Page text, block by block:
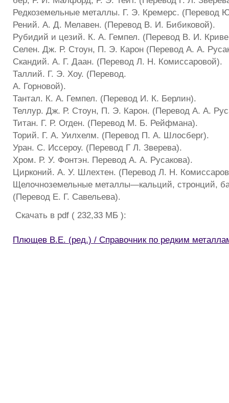
Редкоземельные металлы. Г. Э. Кремерс. (Перевод
Рений. А. Д. Мелавен. (Перевод В. И. Бибиковой).
Рубидий и цезий. К. А. Гемпел. (Перевод В. И.
Селен. Дж. Р. Стоун, П. Э. Карон (Перевод А. А.
Скандий. А. Г. Даан. (Перевод Л. Н. Комиссаровой).
Таллий. Г. Э. Хоу. (Перевод.
А. Горновой).
Тантал. К. А. Гемпел. (Перевод И. К. Берлин).
Теллур. Дж. Р. Стоун, П. Э. Карон. (Перевод А. А.
Титан. Г. Р. Огден. (Перевод М. Б. Рейфмана).
Торий. Г. А. Уилхелм. (Перевод П. А. Шлосберг).
Уран. С. Иссероу. (Перевод Г Л. Зверева).
Хром. Р. У. Фонтэн. Перевод А. А. Русакова).
Цирконий. А. У. Шлехтен. (Перевод Л. Н.
Щелочноземельные металлы—кальций, стронций,
(Перевод Е. Г. Савельева).
Скачать в pdf ( 232,33 МБ ):
Плющев В.Е. (ред.) / Справочник по редким